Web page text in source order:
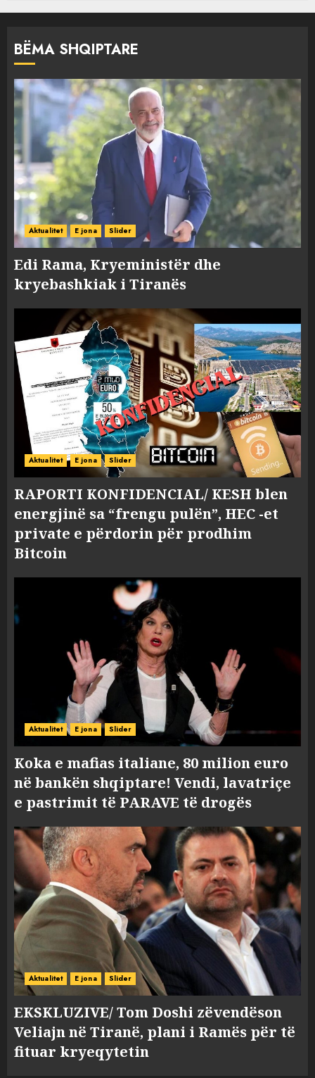
BËMA SHQIPTARE
Aktualitet E jona Slider
Edi Rama, Kryeministër dhe
kryebashkiak i Tiranës
Aktualitet E jona Slider
RAPORTI KONFIDENCIAL/ KESH blen
energjinë sa “frengu pulën”, HEC -et
private e përdorin për prodhim
Bitcoin
Aktualitet E jona Slider
Koka e mafias italiane, 80 milion euro
në bankën shqiptare! Vendi, lavatriçe
e pastrimit të PARAVE të drogës
Aktualitet E jona Slider
EKSKLUZIVE/ Tom Doshi zëvendëson
Veliajn në Tiranë, plani i Ramës për të
fituar kryeqytetin